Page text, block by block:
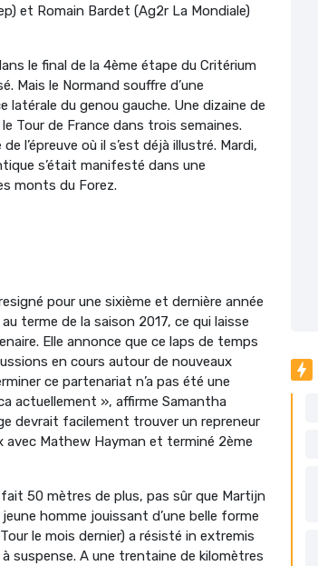
et Romain Bardet (Ag2r La Mondiale)
le final de la 4ème étape du Critérium
Mais le Normand souffre d’une
latérale du genou gauche. Une dizaine de
Tour de France dans trois semaines.
l’épreuve où il s’est déjà illustré. Mardi,
s’était manifesté dans une
monts du Forez.
pour une sixième et dernière année
terme de la saison 2017, ce qui laisse
Elle annonce que ce laps de temps
en cours autour de nouveaux
ce partenariat n’a pas été une
actuellement », affirme Samantha
devrait facilement trouver un repreneur
avec Mathew Hayman et terminé 2ème
fait 50 mètres de plus, pas sûr que Martijn
homme jouissant d’une belle forme
le mois dernier) a résisté in extremis
suspense. A une trentaine de kilomètres